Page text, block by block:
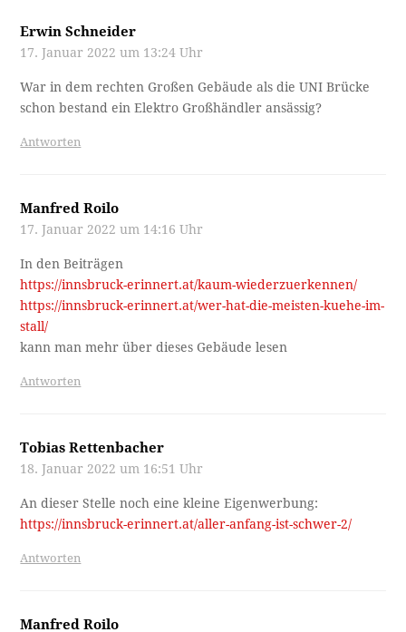
Erwin Schneider
17. Januar 2022 um 13:24 Uhr
War in dem rechten Großen Gebäude als die UNI Brücke
schon bestand ein Elektro Großhändler ansässig?
Antworten
Manfred Roilo
17. Januar 2022 um 14:16 Uhr
In den Beiträgen
https://innsbruck-erinnert.at/kaum-wiederzuerkennen/
https://innsbruck-erinnert.at/wer-hat-die-meisten-kuehe-im-
stall/
kann man mehr über dieses Gebäude lesen
Antworten
Tobias Rettenbacher
18. Januar 2022 um 16:51 Uhr
An dieser Stelle noch eine kleine Eigenwerbung:
https://innsbruck-erinnert.at/aller-anfang-ist-schwer-2/
Antworten
Manfred Roilo